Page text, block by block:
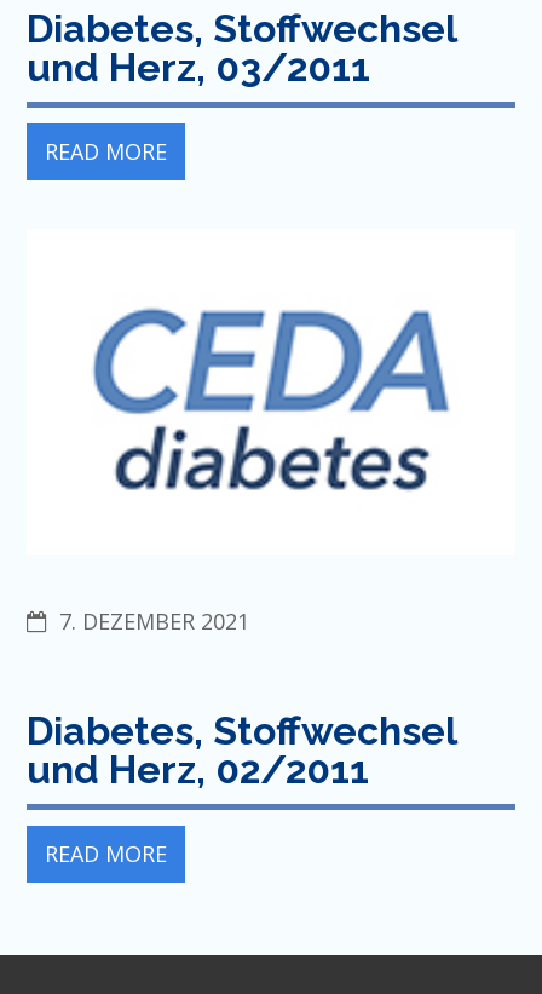
Diabetes, Stoffwechsel
und Herz, 03/2011
READ MORE
7. DEZEMBER 2021
Diabetes, Stoffwechsel
und Herz, 02/2011
READ MORE